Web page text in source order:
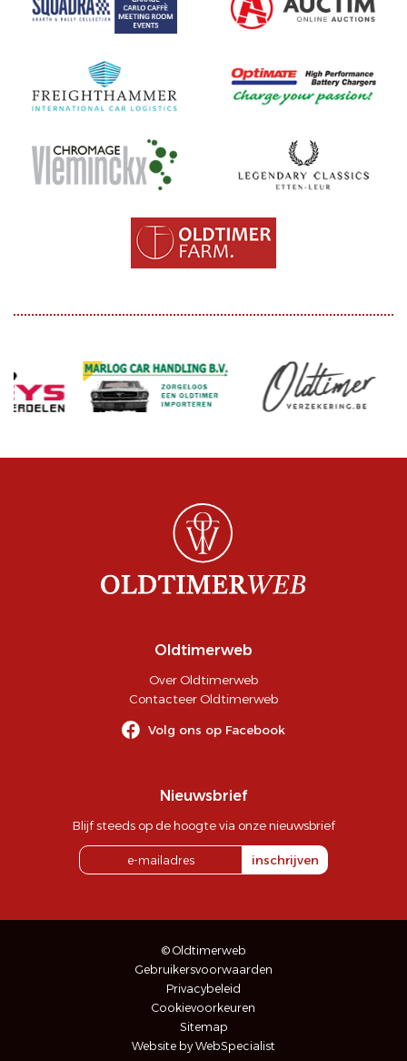
Oldtimerweb
Over Oldtimerweb
Contacteer Oldtimerweb
Volg ons op Facebook
Nieuwsbrief
Blijf steeds op de hoogte via onze nieuwsbrief
inschrijven
© Oldtimerweb
Gebruikersvoorwaarden
Privacybeleid
Cookievoorkeuren
Sitemap
Website by WebSpecialist